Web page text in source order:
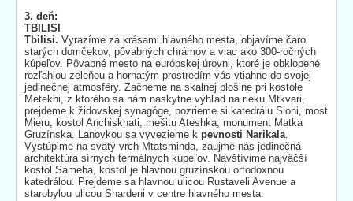
3. deň:
TBILISI
Tbilisi. Vyrazíme za krásami hlavného mesta, objavíme čaro
starých domčekov, pôvabných chrámov a viac ako 300-ročných
kúpeľov. Pôvabné mesto na európskej úrovni, ktoré je obklopené
rozľahlou zeleňou a hornatým prostredím vás vtiahne do svojej
jedinečnej atmosféry. Začneme na skalnej plošine pri kostole
Metekhi, z ktorého sa nám naskytne výhľad na rieku Mtkvari,
prejdeme k židovskej synagóge, pozrieme si katedrálu Sioni, most
Mieru, kostol Anchiskhati, mešitu Ateshka, monument Matka
Gruzínska. Lanovkou sa vyvezieme k pevnosti Narikala.
Vystúpime na svätý vrch Mtatsminda, zaujme nás jedinečná
architektúra sírnych termálnych kúpeľov. Navštívime najväčší
kostol Sameba, kostol je hlavnou gruzínskou ortodoxnou
katedrálou. Prejdeme sa hlavnou ulicou Rustaveli Avenue a
starobylou ulicou Shardeni v centre hlavného mesta.